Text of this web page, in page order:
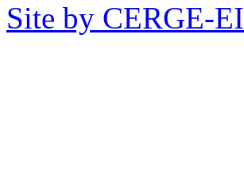
Site by CERGE-EI